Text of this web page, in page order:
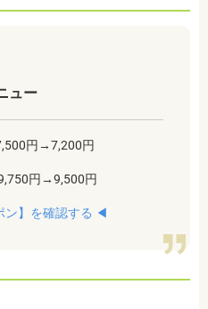
ュー
円→7,200円
円→9,500円
ン】を確認する ◀︎